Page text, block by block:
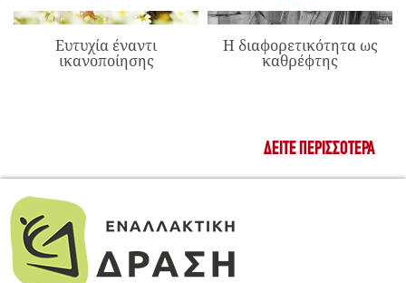
Ευτυχία έναντι
ικανοποίησης
Η διαφορετικότητα ως
καθρέφτης
ΔΕΊΤΕ ΠΕΡΙΣΣΌΤΕΡΑ